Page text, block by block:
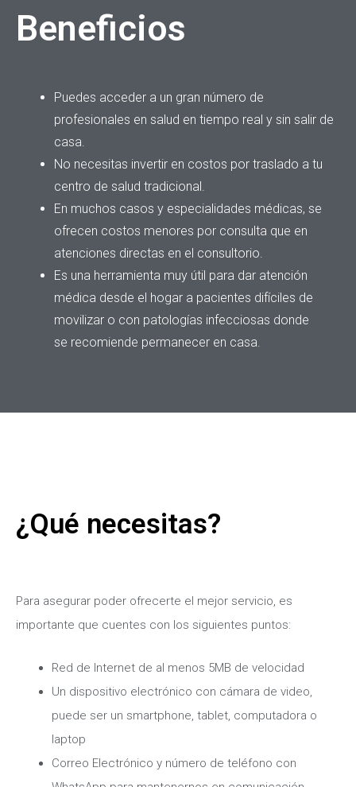
Beneficios
Puedes acceder a un gran número de
profesionales en salud en tiempo real y sin salir de
casa.
No necesitas invertir en costos por traslado a tu
centro de salud tradicional.
En muchos casos y especialidades médicas, se
ofrecen costos menores por consulta que en
atenciones directas en el consultorio.
Es una herramienta muy útil para dar atención
médica desde el hogar a pacientes difíciles de
movilizar o con patologías infecciosas donde
se recomiende permanecer en casa.
¿Qué necesitas?
Para asegurar poder ofrecerte el mejor servicio, es
importante que cuentes con los siguientes puntos:
Red de Internet de al menos 5MB de velocidad
Un dispositivo electrónico con cámara de video,
puede ser un smartphone, tablet, computadora o
laptop
Correo Electrónico y número de teléfono con